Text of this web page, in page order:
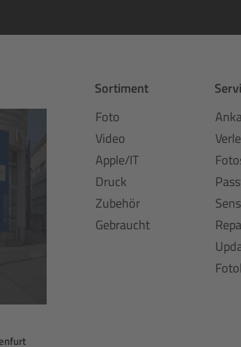
Sortiment
Foto
Video
Apple/IT
Druck
Zubehör
Gebraucht